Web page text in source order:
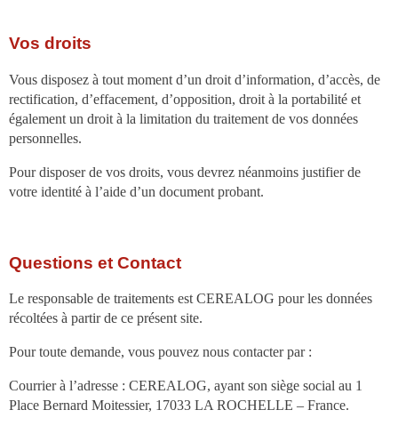
Vos droits
Vous disposez à tout moment d’un droit d’information, d’accès, de
rectification, d’effacement, d’opposition, droit à la portabilité et
également un droit à la limitation du traitement de vos données
personnelles.
Pour disposer de vos droits, vous devrez néanmoins justifier de
votre identité à l’aide d’un document probant.
Questions et Contact
Le responsable de traitements est CEREALOG pour les données
récoltées à partir de ce présent site.
Pour toute demande, vous pouvez nous contacter par :
Courrier à l’adresse : CEREALOG, ayant son siège social au 1
Place Bernard Moitessier, 17033 LA ROCHELLE – France.